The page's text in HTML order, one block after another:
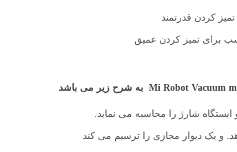
کردن قدرتمند
برای تمیز کردن عمیق
به شرح زیر می باشد
شارژ را محاسبه می نماید.
و یک دیوار مجازی را ترسیم می کند